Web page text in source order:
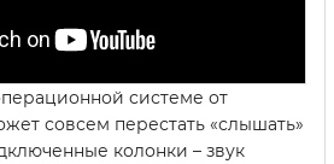
системе от
совсем перестать «слышать»
колонки – звук